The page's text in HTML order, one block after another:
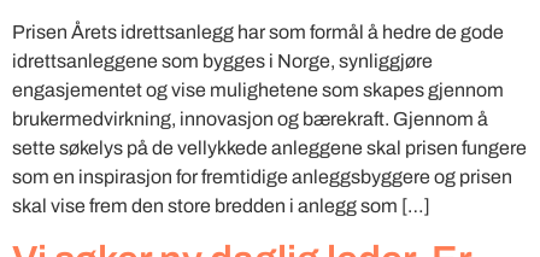
Prisen Årets idrettsanlegg har som formål å hedre de gode
idrettsanleggene som bygges i Norge, synliggjøre
engasjementet og vise mulighetene som skapes gjennom
brukermedvirkning, innovasjon og bærekraft. Gjennom å
sette søkelys på de vellykkede anleggene skal prisen fungere
som en inspirasjon for fremtidige anleggsbyggere og prisen
skal vise frem den store bredden i anlegg som […]